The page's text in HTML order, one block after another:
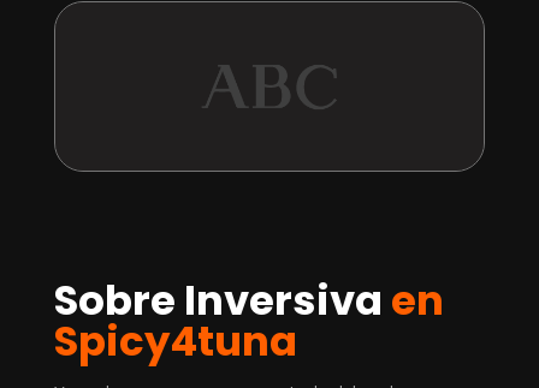
Sobre Inversiva en
Spicy4tuna